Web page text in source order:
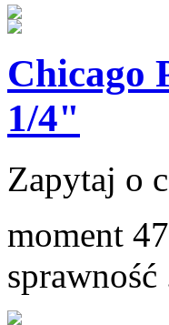
Chicago
1/4"
Zapytaj o
moment
sprawność